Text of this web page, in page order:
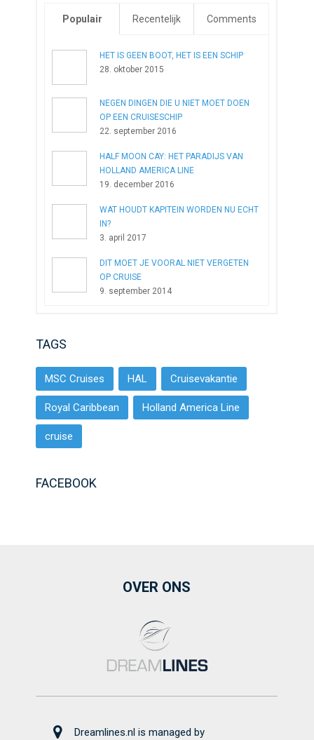
Populair Recentelijk Comments
HET IS GEEN BOOT, HET IS EEN SCHIP
28. oktober 2015
NEGEN DINGEN DIE U NIET MOET DOEN
OP EEN CRUISESCHIP
22. september 2016
HALF MOON CAY: HET PARADIJS VAN
HOLLAND AMERICA LINE
19. december 2016
WAT HOUDT KAPITEIN WORDEN NU ECHT
IN?
3. april 2017
DIT MOET JE VOORAL NIET VERGETEN
OP CRUISE
9. september 2014
TAGS
MSC Cruises HAL Cruisevakantie
Royal Caribbean Holland America Line
cruise
FACEBOOK
OVER ONS
Dreamlines.nl is managed by